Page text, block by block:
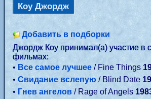
Коу Джордж
Добавить в подборки
Джордж Коу принимал(а) участие в
фильмах:
• Все самое лучшее/ Fine Things
• Свидание вслепую / Blind Date
• Гнев ангелов / Rage of Angels